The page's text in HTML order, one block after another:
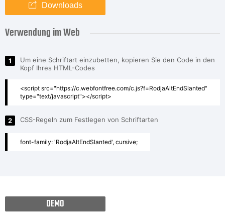
Downloads
Verwendung im Web
1
Um eine Schriftart einzubetten, kopieren Sie den Code in den
Kopf Ihres HTML-Codes
<script src="https://c.webfontfree.com/c.js?f=RodjaAltEndSlanted"
type="text/javascript"></script>
2 CSS-Regeln zum Festlegen von Schriftarten
font-family: 'RodjaAltEndSlanted', cursive;
DEMO